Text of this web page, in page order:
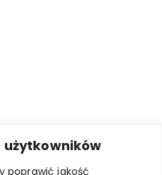
poprawić jakość